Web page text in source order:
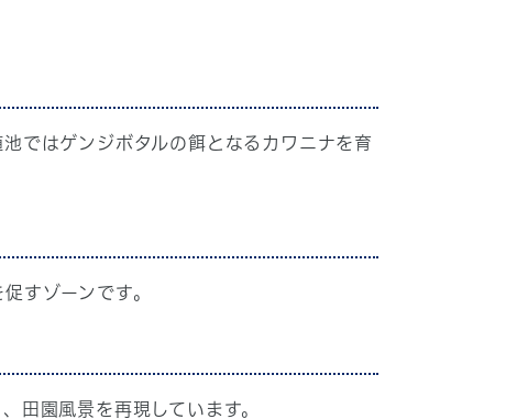
ではゲンジボタルの餌となるカワニナを育
すゾーンです。
田園風景を再現しています。